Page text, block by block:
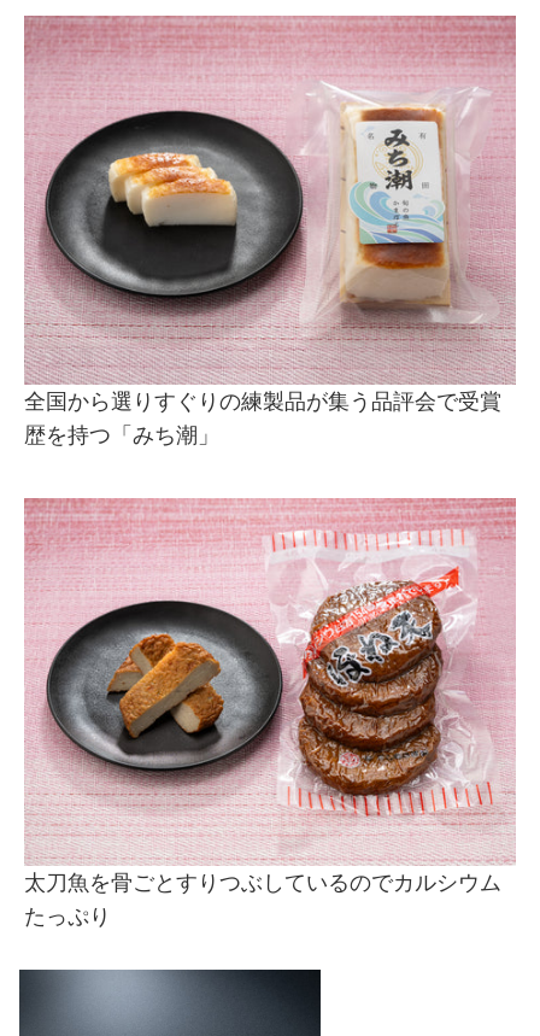
全国から選りすぐりの練製品が集う品評会で受賞
歴を持つ「みち潮」
太刀魚を骨ごとすりつぶしているのでカルシウム
たっぷり